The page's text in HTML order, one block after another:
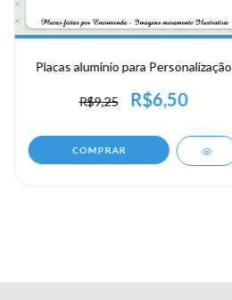
Placas alumínio para Personalização
R$9,25 R$6,50
COMPRAR